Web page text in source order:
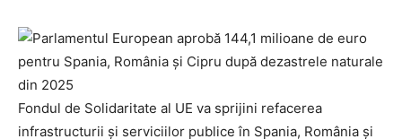
Fondul de Solidaritate al UE va sprijini refacerea
infrastructurii și serviciilor publice în Spania, România și